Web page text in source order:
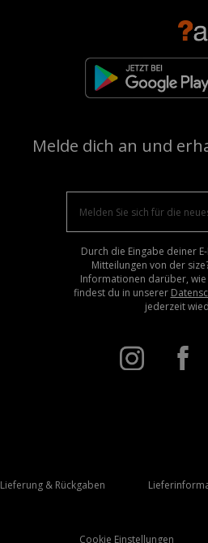
Melde dich an und
Durch die Eingabe deiner
Mitteilungen von der
Informationen darüber,
findest du in unserer
jederzeit
Lieferung & Rückgaben
Cookie Einstellungen